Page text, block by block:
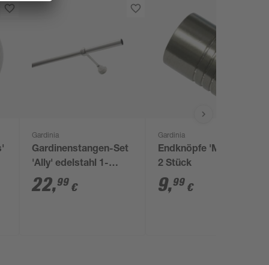
Gardinia
Gardinenstangen-Set
'Ally' edelstahl 1-
läufig 200 cm
22,99 €
Gardinia
Endknöpfe 'Memphis'
2 Stück
9,99 €